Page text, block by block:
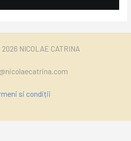
NICOLAE CATRINA
si condiții